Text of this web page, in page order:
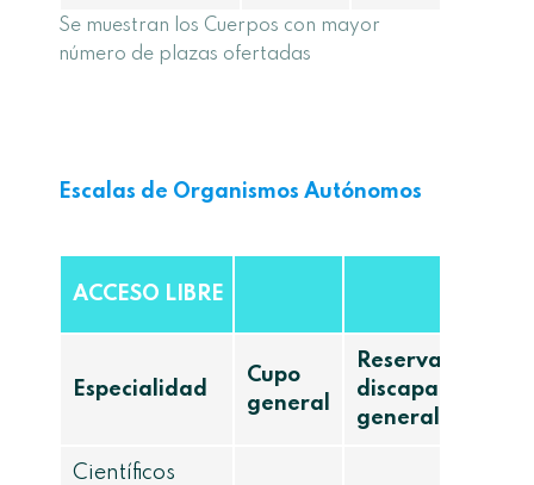
Se muestran los Cuerpos con mayor
número de plazas ofertadas
Escalas de Organismos Autónomos
ACCESO LIBRE
Especialidad
Cupo
general
Reserva
discapacidad
general
Científicos